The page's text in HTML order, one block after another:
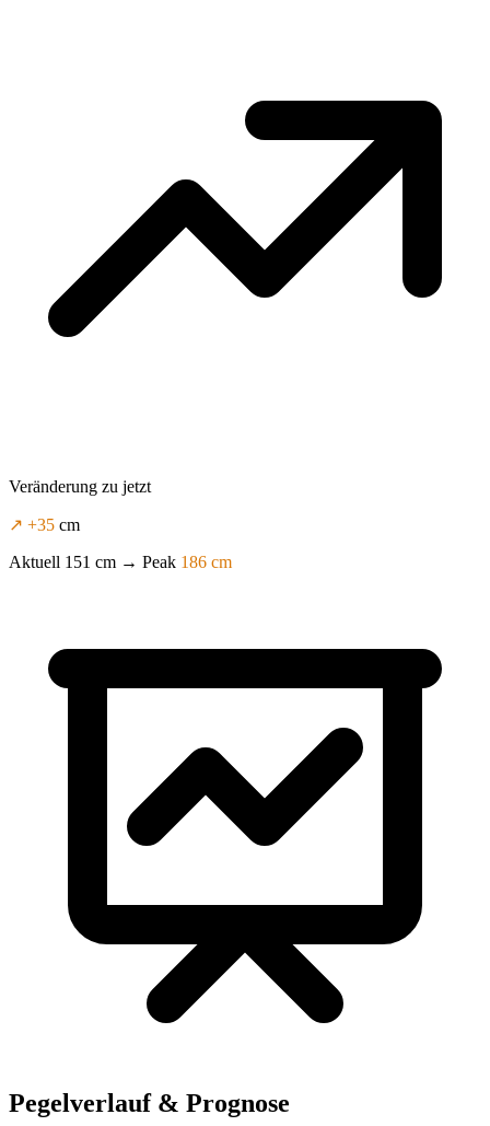
Veränderung zu jetzt
↗ +35 cm
Aktuell 151 cm → Peak 186 cm
Pegelverlauf & Prognose